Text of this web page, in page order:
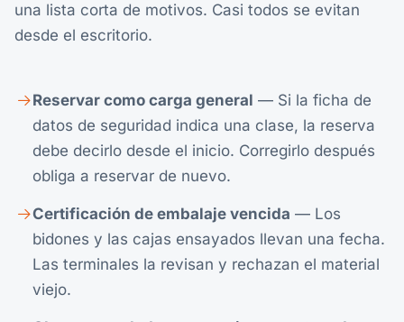
una lista corta de motivos. Casi todos se evitan
desde el escritorio.
Reservar como carga general — Si la ficha de
datos de seguridad indica una clase, la reserva
debe decirlo desde el inicio. Corregirlo después
obliga a reservar de nuevo.
Certificación de embalaje vencida — Los
bidones y las cajas ensayados llevan una fecha.
Las terminales la revisan y rechazan el material
viejo.